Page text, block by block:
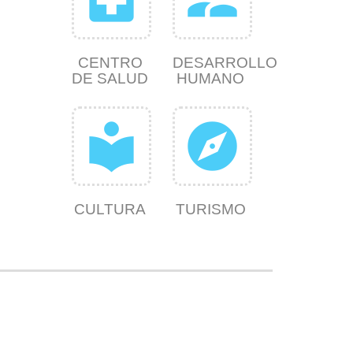
CENTRO
DE SALUD
DESARROLLO
HUMANO
local_library
CULTURA
explore
TURISMO